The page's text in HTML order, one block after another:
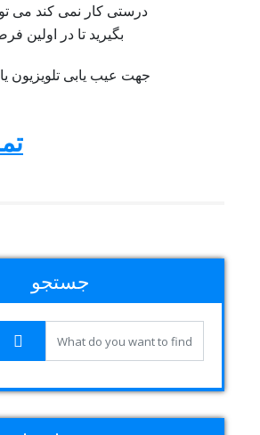
درستی کار نمی کند می
بگیرید تا در اولین
جهت عیب یابی تلویزیون
جستجو